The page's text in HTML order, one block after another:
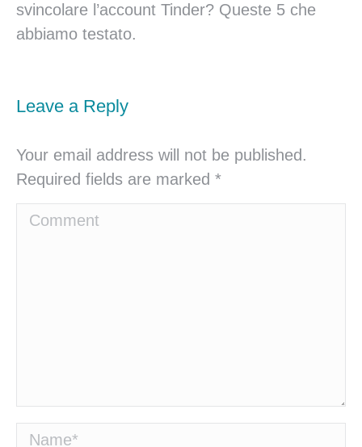
svincolare l’account Tinder? Queste 5 che
abbiamo testato.
Leave a Reply
Your email address will not be published.
Required fields are marked *
Comment
Name *